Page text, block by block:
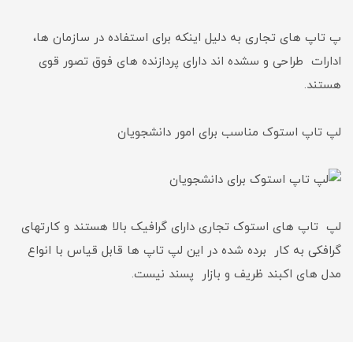
پ تاپ های تجاری به دلیل اینکه برای استفاده در سازمان ها،
ادارات طراحی و سشده اند دارای پردازنده های فوق تصور قوی
هستند.
لپ تاپ استوک مناسب برای امور دانشجویان
لپ تاپ های استوک تجاری دارای گرافیک بالا هستند و کارتهای
گرافکی به کار برده شده در این لپ تاپ ها قابل قیاس با انواع
مدل های اکبند ظریف و بازار پسند نیست.